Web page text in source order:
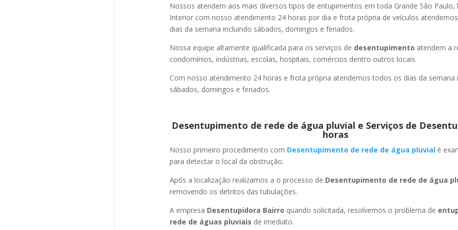
Nossos atendem aos mais diversos tipos de entupimentos em toda Grande São Paulo,
Interior com nosso atendimento 24 horas por dia e frota própria de veículos
dias da semana incluindo sábados, domingos e feriados.
Nossa equipe altamente qualificada para os serviços de desentupimento atendem a
condomínios, indústrias, escolas, hospitais, comércios dentro outros locais.
Com nosso atendimento 24 horas e frota própria atendemos todos os dias da semana
sábados, domingos e feriados.
Desentupimento de rede de água pluvial e Serviços de
horas
Nosso primeiro procedimento com Desentupimento de rede de água pluvialé
para detectar o local da obstrução.
Após a localização realizamos a o processo de Desentupimento de rede de água
removendo os detritos das tubulações.
A empresa Desentupidora Bairro quando solicitada, resolvemos o problema de
rede de águas pluviais de imediato.